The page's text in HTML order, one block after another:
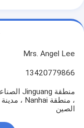
Mrs. Angel Lee
13420779866
الصين